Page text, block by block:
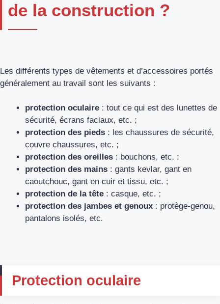
de la construction ?
Les différents types de vêtements et d’accessoires portés
généralement au travail sont les suivants :
protection oculaire : tout ce qui est des lunettes de
sécurité, écrans faciaux, etc. ;
protection des pieds : les chaussures de sécurité,
couvre chaussures, etc. ;
protection des oreilles : bouchons, etc. ;
protection des mains : gants kevlar, gant en
caoutchouc, gant en cuir et tissu, etc. ;
protection de la tête : casque, etc. ;
protection des jambes et genoux : protège-genou,
pantalons isolés, etc.
Protection oculaire